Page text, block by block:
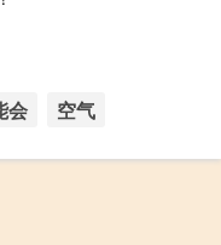
会 空气